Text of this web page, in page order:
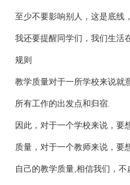
至少不要影响别人，这是底线
我还要提醒同学们，我们生活
规则
教学质量对于一所学校来说就
所有工作的出发点和归宿.
因此，对于一个学校来说，要
质量，对于一个教师来说，要
自己的教学质量,相信我们，不